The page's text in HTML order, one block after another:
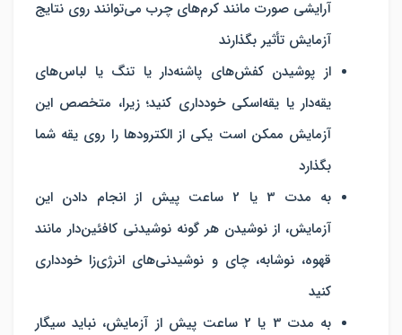
آرایشی صورت مانند کرم‌های چرب می‌توانند روی نتایج
آزمایش تأثیر بگذارند
از پوشیدن کفش‌های پاشنه‌دار یا تنگ یا لباس‌های
یقه‌دار یا یقه‌اسکی خودداری کنید؛ زیرا، متخصص این
آزمایش ممکن است یکی از الکترودها را روی یقه شما
بگذارد
به مدت 3 یا 2 ساعت پیش از انجام دادن این
آزمایش، از نوشیدن هر گونه نوشیدنی کافئین‌دار مانند
قهوه، نوشابه، چای و نوشیدنی‌های انرژی‌زا خودداری
کنید
به مدت 3 یا 2 ساعت پیش از آزمایش، نباید سیگار